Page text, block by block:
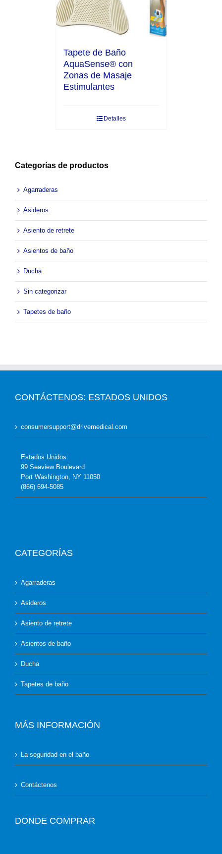
Tapete de Baño
AquaSense® con
Zonas de Masaje
Estimulantes
Detalles
Categorías de productos
Agarraderas
Asideros
Asiento de retrete
Asientos de baño
Ducha
Sin categorizar
Tapetes de baño
CONTÁCTENOS: ESTADOS UNIDOS
consumersupport@drivemedical.com
Estados Unidos:
99 Seaview Boulevard
Port Washington, NY 11050
(866) 694-5085
CATEGORÍAS
Agarraderas
Asideros
Asiento de retrete
Asientos de baño
Ducha
Tapetes de baño
MÁS INFORMACIÓN
La seguridad en el baño
Contáctenos
DONDE COMPRAR